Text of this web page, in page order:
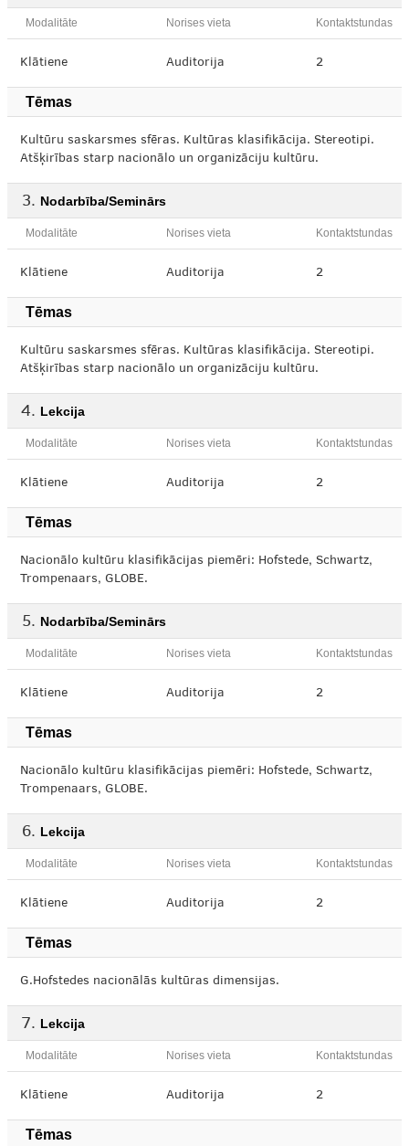
Modalitāte Norises vieta Kontaktstundas
Klātiene Auditorija 2
Tēmas
Kultūru saskarsmes sfēras. Kultūras klasifikācija. Stereotipi.
Atšķirības starp nacionālo un organizāciju kultūru.
Nodarbība/Seminārs
Modalitāte Norises vieta Kontaktstundas
Klātiene Auditorija 2
Tēmas
Kultūru saskarsmes sfēras. Kultūras klasifikācija. Stereotipi.
Atšķirības starp nacionālo un organizāciju kultūru.
Lekcija
Modalitāte Norises vieta Kontaktstundas
Klātiene Auditorija 2
Tēmas
Nacionālo kultūru klasifikācijas piemēri: Hofstede, Schwartz,
Trompenaars, GLOBE.
Nodarbība/Seminārs
Modalitāte Norises vieta Kontaktstundas
Klātiene Auditorija 2
Tēmas
Nacionālo kultūru klasifikācijas piemēri: Hofstede, Schwartz,
Trompenaars, GLOBE.
Lekcija
Modalitāte Norises vieta Kontaktstundas
Klātiene Auditorija 2
Tēmas
G.Hofstedes nacionālās kultūras dimensijas.
Lekcija
Modalitāte Norises vieta Kontaktstundas
Klātiene Auditorija 2
Tēmas